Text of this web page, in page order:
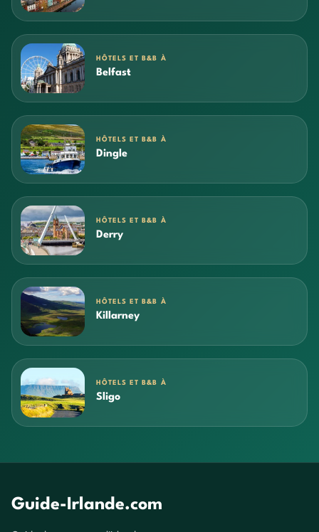
HÔTELS ET B&B À
Belfast
HÔTELS ET B&B À
Dingle
HÔTELS ET B&B À
Derry
HÔTELS ET B&B À
Killarney
HÔTELS ET B&B À
Sligo
Guide-Irlande.com